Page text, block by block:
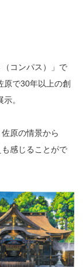
コンパス）」で
原で30年以上の創
。
原の情景から
感じることがで